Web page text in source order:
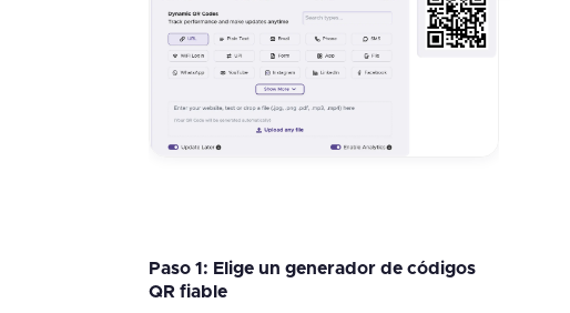
Paso 1: Elige un generador de códigos
QR fiable